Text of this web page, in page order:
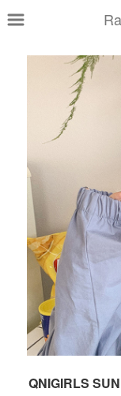
QNIGIRLS